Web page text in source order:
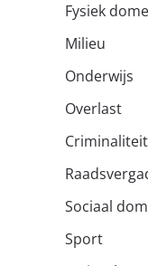
Fysiek
Milieu
Onderwijs
Overlast
Criminaliteit
Sociaal
Sport